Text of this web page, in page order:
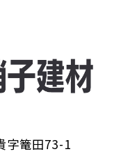
字篭田73-1